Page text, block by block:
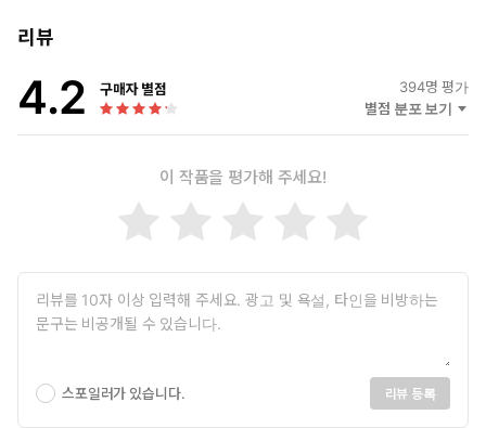
리뷰
4.2 구매자 별점 394명 평가
별점 분포 보기
이 작품을 평가해 주세요!
스포일러가 있습니다. 리뷰 등록